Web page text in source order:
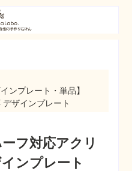
ンプレート・単品】
ザインプレート
フ対応アクリ
ンプレート